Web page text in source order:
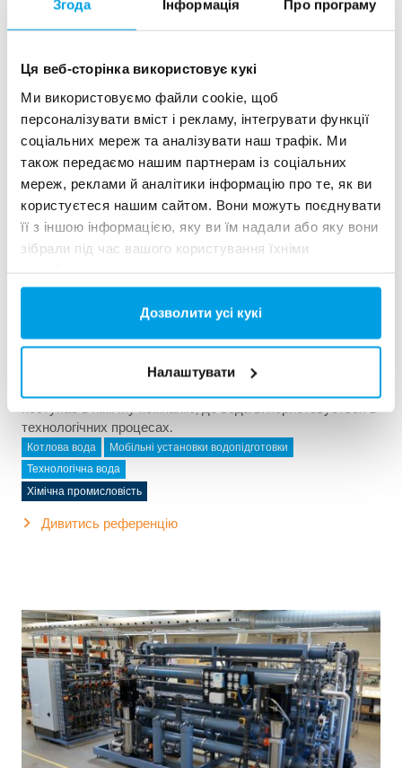
Згода Інформація Про програму
Ця веб-сторінка використовує кукі
Ми використовуємо файли cookie, щоб
персоналізувати вміст і рекламу, інтегрувати функції
соціальних мереж та аналізувати наш трафік. Ми
також передаємо нашим партнерам із соціальних
мереж, реклами й аналітики інформацію про те, як ви
користуєтеся нашим сайтом. Вони можуть поєднувати
її з іншою інформацією, яку ви їм надали або яку вони
зібрали під час вашого користування їхніми
Дозволити усі кукі
Налаштувати
Дві установки зворотного осмосу виробляють 25 м³ / ч
каждая. Всі блоки, а також електричні шафи зібрані
поступає в хімічну компанію, де вода використовується в
технологічних процесах.
Котлова вода Мобільні установки водопідготовки
Технологічна вода
Хімічна промисловість
Дивитись референцію